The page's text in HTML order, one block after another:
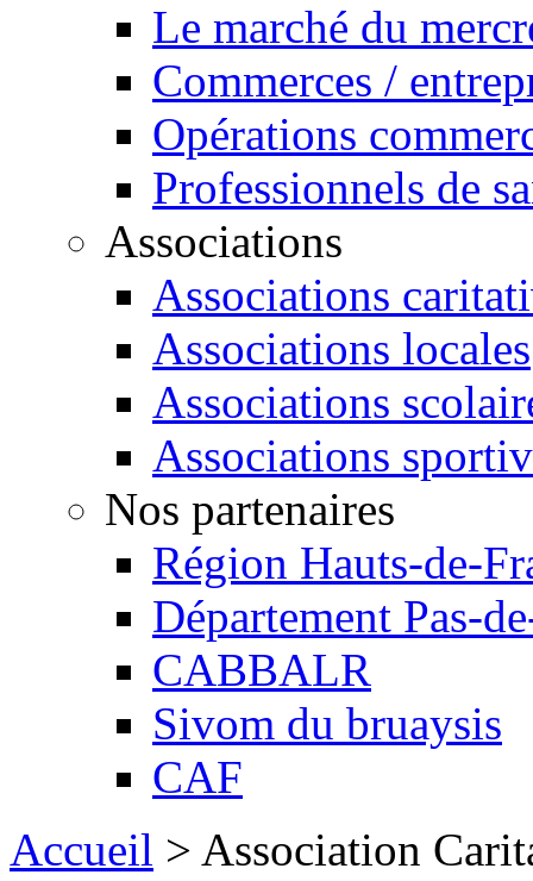
Le marché du
Commerces /
Opérations
Professionnels de
Associations
Associations
Associations locales
Associations
Associations
Nos partenaires
Région Hauts-de-
Département Pas-
CABBALR
Sivom du bruaysis
CAF
Accueil > Association